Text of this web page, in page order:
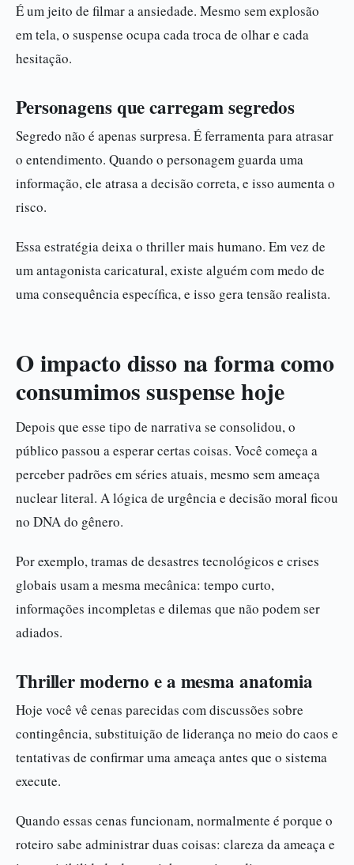
É um jeito de filmar a ansiedade. Mesmo sem explosão
em tela, o suspense ocupa cada troca de olhar e cada
hesitação.
Personagens que carregam segredos
Segredo não é apenas surpresa. É ferramenta para atrasar
o entendimento. Quando o personagem guarda uma
informação, ele atrasa a decisão correta, e isso aumenta o
risco.
Essa estratégia deixa o thriller mais humano. Em vez de
um antagonista caricatural, existe alguém com medo de
uma consequência específica, e isso gera tensão realista.
O impacto disso na forma como
consumimos suspense hoje
Depois que esse tipo de narrativa se consolidou, o
público passou a esperar certas coisas. Você começa a
perceber padrões em séries atuais, mesmo sem ameaça
nuclear literal. A lógica de urgência e decisão moral ficou
no DNA do gênero.
Por exemplo, tramas de desastres tecnológicos e crises
globais usam a mesma mecânica: tempo curto,
informações incompletas e dilemas que não podem ser
adiados.
Thriller moderno e a mesma anatomia
Hoje você vê cenas parecidas com discussões sobre
contingência, substituição de liderança no meio do caos e
tentativas de confirmar uma ameaça antes que o sistema
execute.
Quando essas cenas funcionam, normalmente é porque o
roteiro sabe administrar duas coisas: clareza da ameaça e